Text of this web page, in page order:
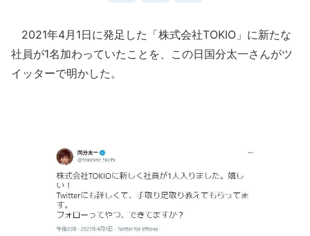
2021年4月1日に発足した「株式会社TOKIO」に新たな
社員が1名加わっていたことを、この日国分太一さんがツ
イッターで明かした。